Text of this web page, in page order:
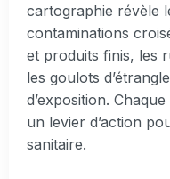
cartographie révèle
contaminations
et produits finis, les
les goulots
d’exposition.
un levier d’action
sanitaire.